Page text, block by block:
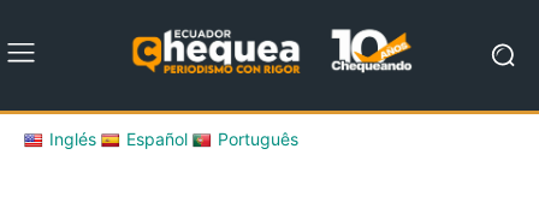
Inglés Español Português